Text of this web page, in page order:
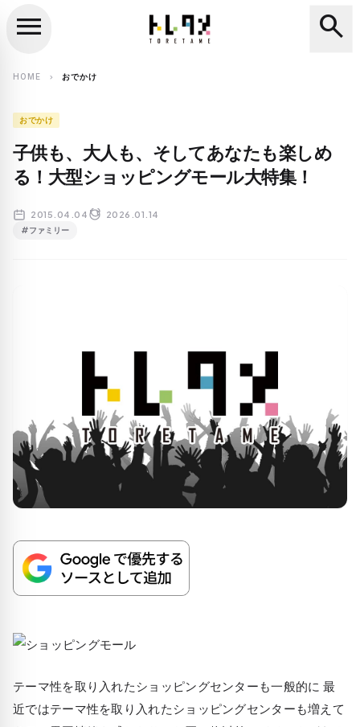
search
menu search
HOME chevron_right おでかけ
おでかけ
子供も、大人も、そしてあなたも楽しめ
る！大型ショッピングモール大特集！
2015.04.04 2026.01.14
#ファミリー
テーマ性を取り入れたショッピングセンターも一般的に 最
近ではテーマ性を取り入れたショッピングセンターも増えて